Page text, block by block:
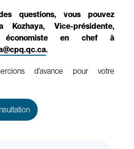
questions, vous pouvez
Kozhaya, Vice-présidente,
économiste en chef à
.
d’avance pour votre